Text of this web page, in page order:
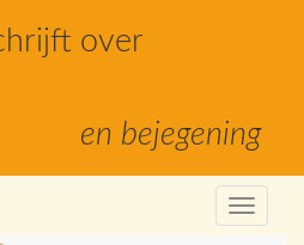
over
en bejegening
Toggle